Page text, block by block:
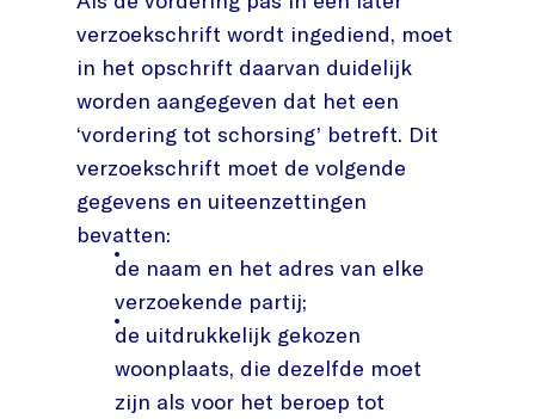
verzoekschrift wordt ingediend, moet
in het opschrift daarvan duidelijk
worden aangegeven dat het een
‘vordering tot schorsing’ betreft. Dit
verzoekschrift moet de volgende
gegevens en uiteenzettingen
bevatten:
de naam en het adres van elke
verzoekende partij;
de uitdrukkelijk gekozen
woonplaats, die dezelfde moet
zijn als voor het beroep tot